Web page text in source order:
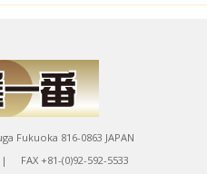
Fukuoka 816-0863 JAPAN
FAX +81-(0)92-592-5533